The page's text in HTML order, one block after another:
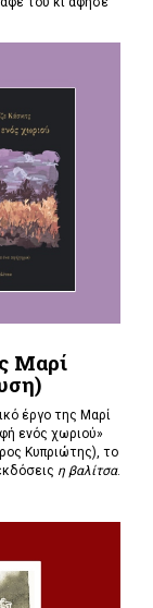
Μαρί
έργο της Μαρί
ενός χωριού»
Κυπριώτης), το
η βαλίτσα.